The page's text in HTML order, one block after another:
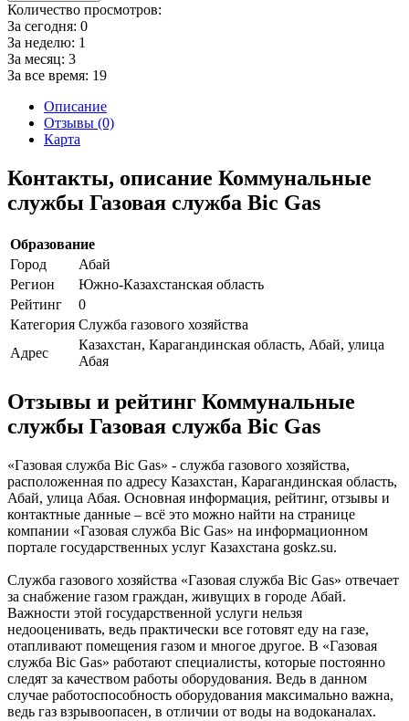
Количество просмотров:
За сегодня: 0
За неделю: 1
За месяц: 3
За все время: 19
Описание
Отзывы (0)
Карта
Контакты, описание Коммунальные
службы Газовая служба Bic Gas
Образование
Город
Абай
Регион
Южно-Казахстанская область
Рейтинг
0
Категория Служба газового хозяйства
Адрес
Казахстан, Карагандинская область, Абай, улица
Абая
Отзывы и рейтинг Коммунальные
службы Газовая служба Bic Gas
«Газовая служба Bic Gas» - служба газового хозяйства,
расположенная по адресу Казахстан, Карагандинская область,
Абай, улица Абая. Основная информация, рейтинг, отзывы и
контактные данные – всё это можно найти на странице
компании «Газовая служба Bic Gas» на информационном
портале государственных услуг Казахстана goskz.su.
Служба газового хозяйства «Газовая служба Bic Gas» отвечает
за снабжение газом граждан, живущих в городе Абай.
Важности этой государственной услуги нельзя
недооценивать, ведь практически все готовят еду на газе,
отапливают помещения газом и многое другое. В «Газовая
служба Bic Gas» работают специалисты, которые постоянно
следят за качеством работы оборудования. Ведь в данном
случае работоспособность оборудования максимально важна,
ведь газ взрывоопасен, в отличии от воды на водоканалах.